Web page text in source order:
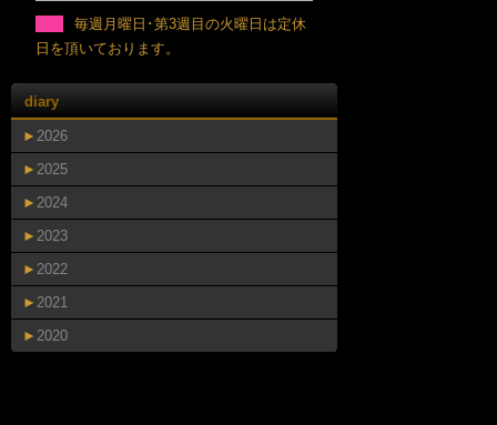
毎週月曜日･第3週目の火曜日は定休
日を頂いております。
diary
► 2026
► 2025
► 2024
► 2023
► 2022
► 2021
► 2020